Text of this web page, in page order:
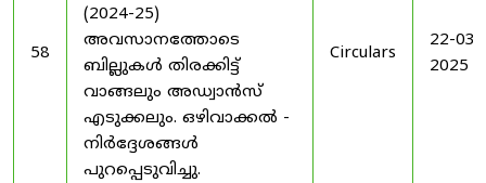
58
(2024-25)
അവസാനത്തോടെ
ബില്ലുകൾ തിരക്കിട്ട്
വാങ്ങലും അഡ്വാൻസ്
എടുക്കലും. ഒഴിവാക്കൽ -
നിർദ്ദേശങ്ങൾ
പുറപ്പെടുവിച്ചു.
Circulars
22-03-
2025